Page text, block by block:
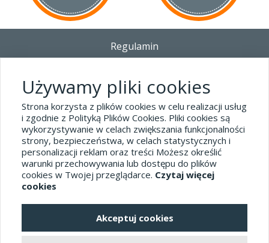
Regulamin
Polityka prywatności i pliki cookies
Blog
Dane kontaktowe
tel.32 445-74-07
sklep@hard-skin.pl
pełna wersja sklepu
Używamy pliki cookies
Strona korzysta z plików cookies w celu realizacji usług
i zgodnie z Polityką Plików Cookies. Pliki cookies są
wykorzystywanie w celach zwiększania funkcjonalności
strony, bezpieczeństwa, w celach statystycznych i
personalizacji reklam oraz treści Możesz określić
warunki przechowywania lub dostępu do plików
cookies w Twojej przeglądarce. Czytaj więcej
cookies
Akceptuj cookies